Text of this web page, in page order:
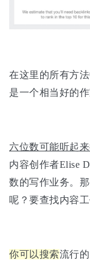
在这里的所有方
是一个相当好的
六位数可能听起
内容创作者Elise
数的写作业务。
呢？要查找内容
你可以搜索流行